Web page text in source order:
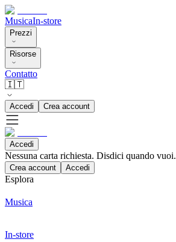
MusicaIn-store
Prezzi
Risorse
Contatto
🇮🇹
Accedi Crea account
Accedi
Nessuna carta richiesta. Disdici quando vuoi.
Crea account Accedi
Esplora
Musica
In-store